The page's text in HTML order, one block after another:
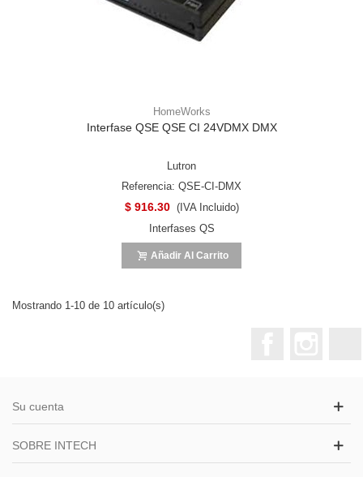
HomeWorks
Interfase QSE QSE CI 24VDMX DMX
Lutron
Referencia: QSE-CI-DMX
$ 916.30 (IVA Incluido)
Interfases QS
Añadir Al Carrito
Mostrando 1-10 de 10 artículo(s)
Su cuenta
SOBRE INTECH